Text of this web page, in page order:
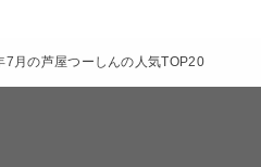
7月の芦屋つーしんの人気TOP20